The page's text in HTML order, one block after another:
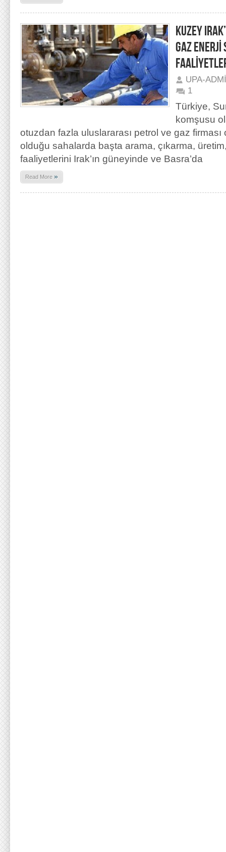
KUZEY
GAZ ENERJİ
UPA-
1
Türkiye,
komşusu
otuzdan fazla uluslararası petrol ve gaz
olduğu sahalarda başta arama, çıkarma,
faaliyetlerini Irak’ın güneyinde ve Basra’da
Read More »